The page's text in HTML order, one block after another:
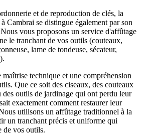
et de reproduction de clés, la
Cambrai se distingue également par son
vous proposons un service d'affûtage
le tranchant de vos outils (couteaux,
lame de tondeuse, sécateur,
technique et une compréhension
Que ce soit des ciseaux, des couteaux
des outils de jardinage qui ont perdu leur
exactement comment restaurer leur
utilisons un affûtage traditionnel à la
un tranchant précis et uniforme qui
de vos outils.